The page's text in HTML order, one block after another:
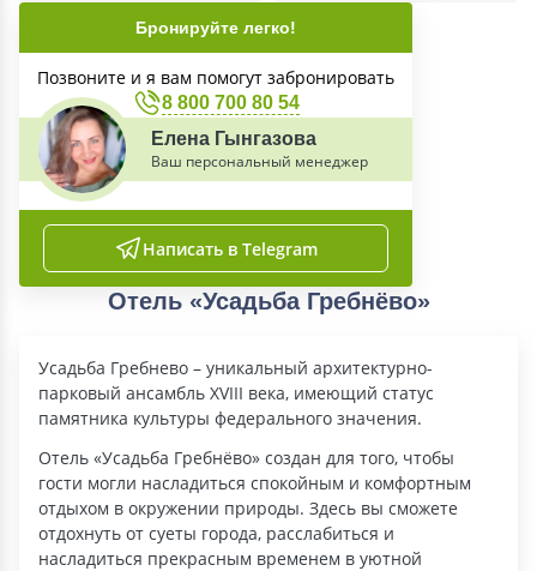
Бронируйте легко!
Позвоните и я вам помогут забронировать
8 800 700 80 54
Елена Гынгазова
Ваш персональный менеджер
Написать в Telegram
Отель «Усадьба Гребнёво»
Усадьба Гребнево – уникальный архитектурно-
парковый ансамбль XVIII века, имеющий статус
памятника культуры федерального значения.
Отель «Усадьба Гребнёво» создан для того, чтобы
гости могли насладиться спокойным и комфортным
отдыхом в окружении природы. Здесь вы сможете
отдохнуть от суеты города, расслабиться и
насладиться прекрасным временем в уютной